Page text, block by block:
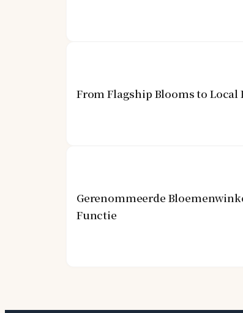
From Flagship Blooms to
Gerenommeerde
Functie